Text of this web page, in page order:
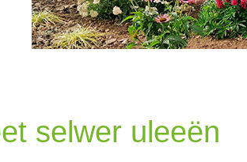
selwer uleeën